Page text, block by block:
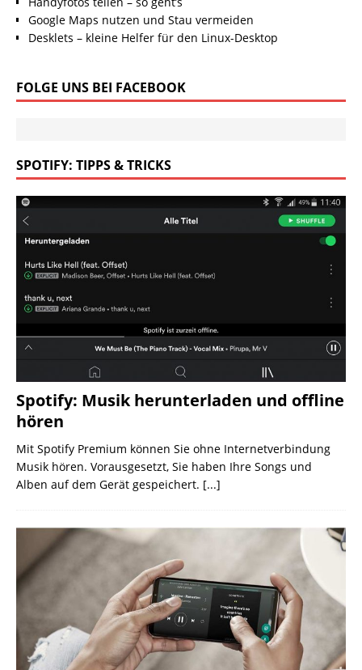
Google Maps nutzen und Stau vermeiden
Desklets – kleine Helfer für den Linux-Desktop
FOLGE UNS BEI FACEBOOK
SPOTIFY: TIPPS & TRICKS
Spotify: Musik herunterladen und offline
hören
Mit Spotify Premium können Sie ohne Internetverbindung
Musik hören. Vorausgesetzt, Sie haben Ihre Songs und
Alben auf dem Gerät gespeichert. [...]